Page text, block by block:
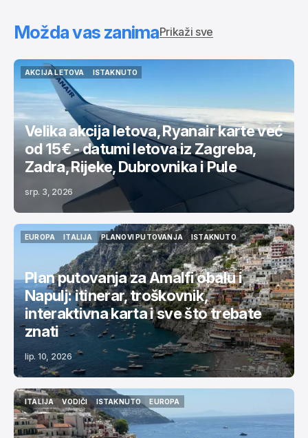
Možda vas zanimaPrikaži sve
AKCIJA LETOVA
AKCIJA LETOVA
ISTAKNUTO
Velika akcija letova, Ryanair karte već
od 15€ - datumi letova iz Zagreba,
Zadra, Rijeke, Dubrovnika i Pule
srp. 3, 2026
EUROPA
ITALIJA
ITALIJA
PLANOVI PUTOVANJA
PLANOVI PUTOVANJA
ISTAKNUTO
ISTAKNUTO
Plan putovanja za Amalfi obalu i
Napulj: itinerar, troškovnik,
interaktivna karta i sve što trebate
znati
lip. 10, 2026
ITALIJA
ITALIJA
VODIČI
VODIČI
ISTAKNUTO
ISTAKNUTO
EUROPA
EUROPA